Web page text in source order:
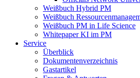
Weißbuch Hybrid PM
Weißbuch
Weißbuch PM in Life Science
Whitepaper KI im PM
Service
Überblick
Dokumentenverzeichnis
Gastartikel